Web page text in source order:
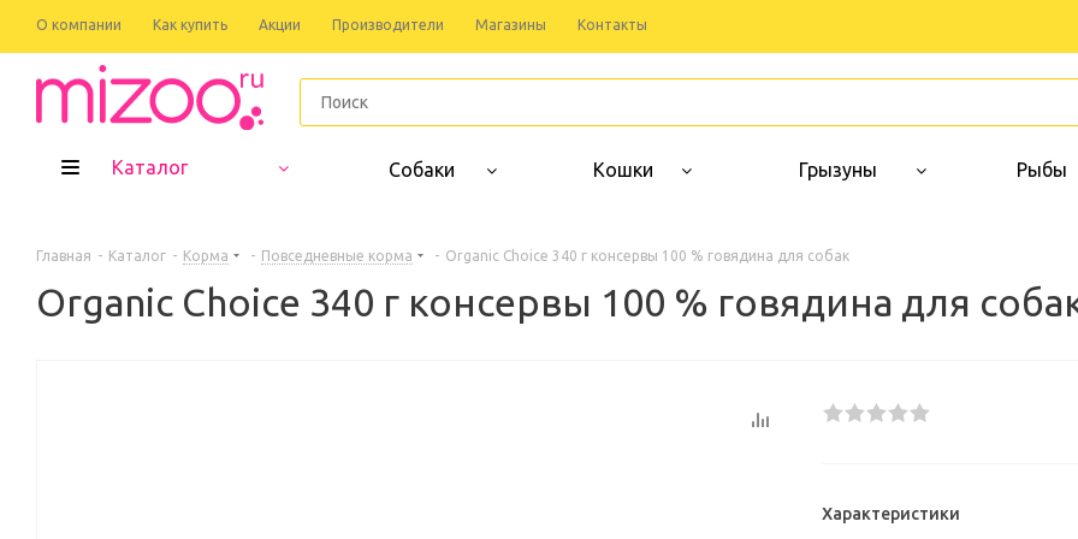
О компании Как купить Акции Производители Магазины Контакты
Каталог Собаки Кошки Грызуны Рыбы
Главная - Каталог - Корма - Повседневные корма - Organic Сhoice 340 г консервы 100 % говядина для собак
Organic Сhoice 340 г консервы 100 % говядина для
Характеристики